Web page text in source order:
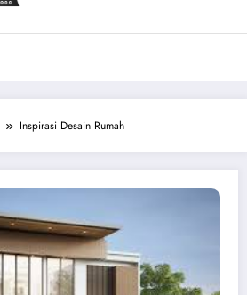
Inspirasi Desain Rumah